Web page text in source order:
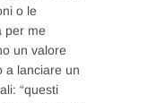
o le
per me
un valore
a lanciare un
“questi